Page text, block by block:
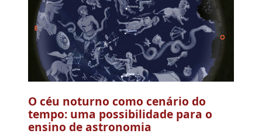
O céu noturno como cenário do
tempo: uma possibilidade para o
ensino de astronomia